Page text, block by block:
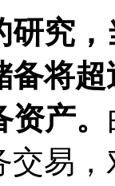
究
备将
产。
交易